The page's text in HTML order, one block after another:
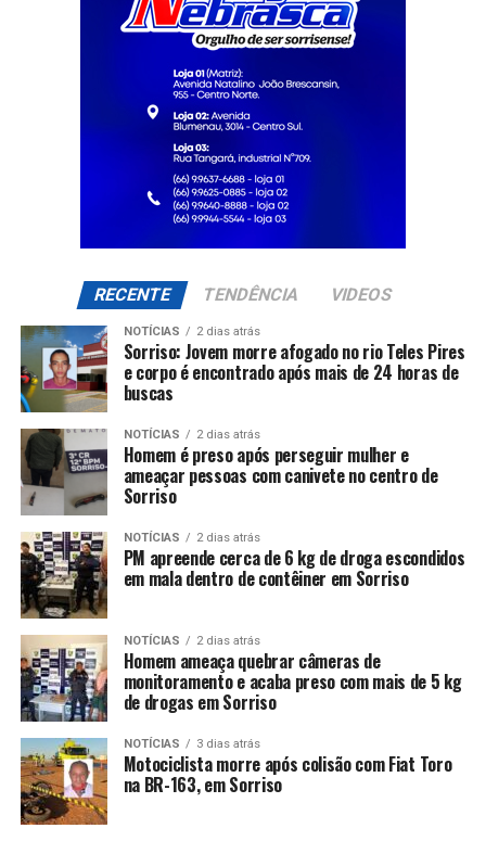
RECENTE TENDÊNCIA VIDEOS
NOTÍCIAS 2 dias atrás
Sorriso: Jovem morre afogado no rio Teles Pires
e corpo é encontrado após mais de 24 horas de
buscas
NOTÍCIAS 2 dias atrás
Homem é preso após perseguir mulher e
ameaçar pessoas com canivete no centro de
Sorriso
NOTÍCIAS 2 dias atrás
PM apreende cerca de 6 kg de droga escondidos
em mala dentro de contêiner em Sorriso
NOTÍCIAS 2 dias atrás
Homem ameaça quebrar câmeras de
monitoramento e acaba preso com mais de 5 kg
de drogas em Sorriso
NOTÍCIAS 3 dias atrás
Motociclista morre após colisão com Fiat Toro
na BR-163, em Sorriso